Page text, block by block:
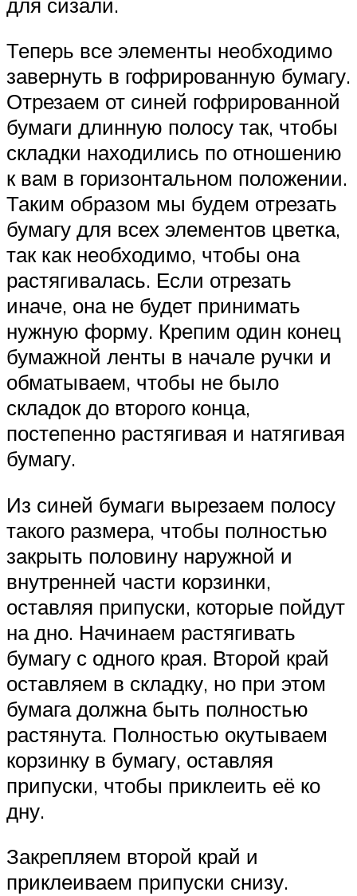
Теперь все элементы необходимо
завернуть в гофрированную бумагу.
Отрезаем от синей гофрированной
бумаги длинную полосу так, чтобы
складки находились по отношению
к вам в горизонтальном положении.
Таким образом мы будем отрезать
бумагу для всех элементов цветка,
так как необходимо, чтобы она
растягивалась. Если отрезать
иначе, она не будет принимать
нужную форму. Крепим один конец
бумажной ленты в начале ручки и
обматываем, чтобы не было
складок до второго конца,
постепенно растягивая и натягивая
бумагу.
Из синей бумаги вырезаем полосу
такого размера, чтобы полностью
закрыть половину наружной и
внутренней части корзинки,
оставляя припуски, которые пойдут
на дно. Начинаем растягивать
бумагу с одного края. Второй край
оставляем в складку, но при этом
бумага должна быть полностью
растянута. Полностью окутываем
корзинку в бумагу, оставляя
припуски, чтобы приклеить её ко
дну.
Закрепляем второй край и
приклеиваем припуски снизу.